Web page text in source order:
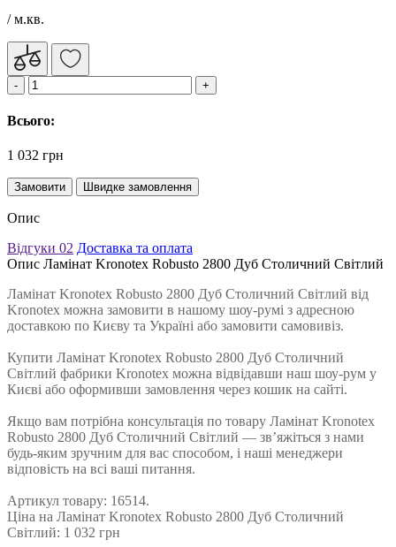
/ м.кв.
Всього:
1 032 грн
Замовити Швидке замовлення
Опис
Відгуки 02 Доставка та оплата
Опис Ламінат Kronotex Robusto 2800 Дуб Столичний Світлий
Ламінат Kronotex Robusto 2800 Дуб Столичний Світлий від
Kronotex можна замовити в нашому шоу-румі з адресною
доставкою по Києву та Україні або замовити самовивіз.
Купити Ламінат Kronotex Robusto 2800 Дуб Столичний
Світлий фабрики Kronotex можна відвідавши наш шоу-рум у
Києві або оформивши замовлення через кошик на сайті.
Якщо вам потрібна консультація по товару Ламінат Kronotex
Robusto 2800 Дуб Столичний Світлий — зв’яжіться з нами
будь-яким зручним для вас способом, і наші менеджери
відповість на всі ваші питання.
Артикул товару: 16514.
Ціна на Ламінат Kronotex Robusto 2800 Дуб Столичний
Світлий: 1 032 грн